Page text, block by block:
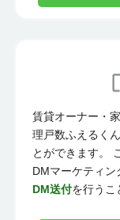
賃貸オーナー・
理戸数ふえるく
とができます。
DMマーケティン
DM送付を行うこ